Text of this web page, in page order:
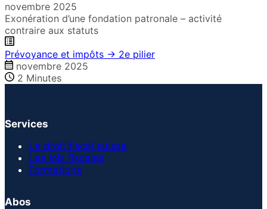
novembre 2025
Exonération d’une fondation patronale – activité
contraire aux statuts
Prévoyance et impôts → 2e pilier
novembre 2025
2 Minutes
Services
Le droit fiscal suisse
Les lois fiscales
Formations
Abos